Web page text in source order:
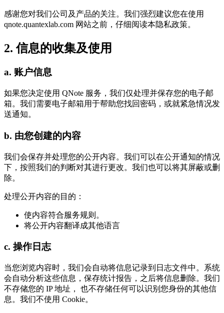
感谢您对我们公司及产品的关注。我们强烈建议您在使用
qnote.quantexlab.com 网站之前，仔细阅读本隐私政策。
2. 信息的收集及使用
a. 账户信息
如果您决定使用 QNote 服务，我们仅处理并保存您的电子邮
箱。我们需要电子邮箱用于帮助您找回密码，或就紧急情况发
送通知。
b. 由您创建的内容
我们会保存并处理您的公开内容。我们可以在公开通知的情况
下，按照我们的判断对其进行更改。我们也可以将其屏蔽或删
除。
处理公开内容的目的：
使内容符合服务规则。
将公开内容翻译成其他语言
c. 操作日志
当您浏览内容时，我们会自动将信息记录到日志文件中。系统
会自动分析这些信息，保存统计报告，之后将信息删除。我们
不存储您的 IP 地址， 也不存储任何可以识别您身份的其他信
息。我们不使用 Cookie。